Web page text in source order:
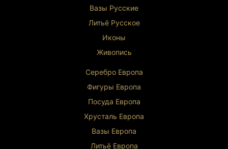
Вазы Русские
Литьё Русское
Иконы
Живопись
Серебро Европа
Фигуры Европа
Посуда Европа
Хрусталь Европа
Вазы Европа
Литьё Европа